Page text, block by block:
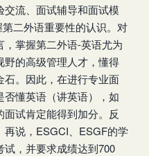
流、面试辅导和面试模
二外语重要性的认识。对
掌握第二外语-英语尤为
的高级管理人才，懂得
。因此，在进行专业面
懂英语（讲英语），如
试肯定能得到加分。反
再说，ESGCI、ESGF的学
，并要求成绩达到700